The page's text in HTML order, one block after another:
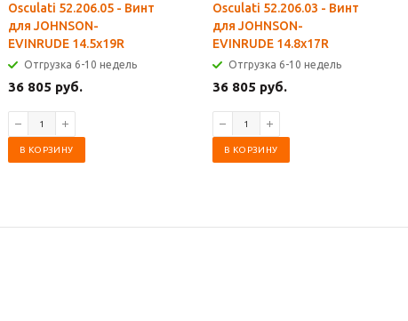
Osculati 52.206.05 - Винт
для JOHNSON-
EVINRUDE 14.5x19R
Отгрузка 6-10 недель
36 805 руб.
В КОРЗИНУ
Osculati 52.206.03 - Винт
для JOHNSON-
EVINRUDE 14.8x17R
Отгрузка 6-10 недель
36 805 руб.
В КОРЗИНУ